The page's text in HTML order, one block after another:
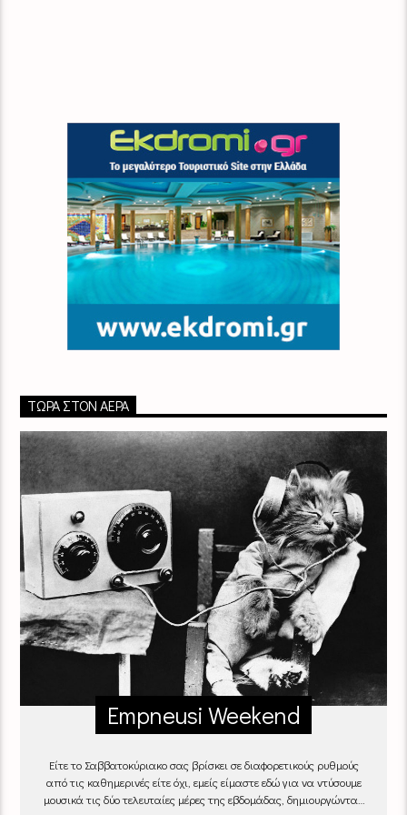
ΤΏΡΑ ΣΤΟΝ ΑΈΡΑ
Empneusi Weekend
Είτε το Σαββατοκύριακο σας βρίσκει σε διαφορετικούς ρυθμούς
από τις καθημερινές είτε όχι, εμείς είμαστε εδώ για να ντύσουμε
μουσικά τις δύο τελευταίες μέρες της εβδομάδας, δημιουργώντας